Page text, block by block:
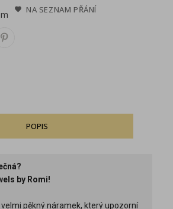
NA SEZNAM PŘÁNÍ
POPIS
by Romi!
velmi pěkný náramek, který upozorní